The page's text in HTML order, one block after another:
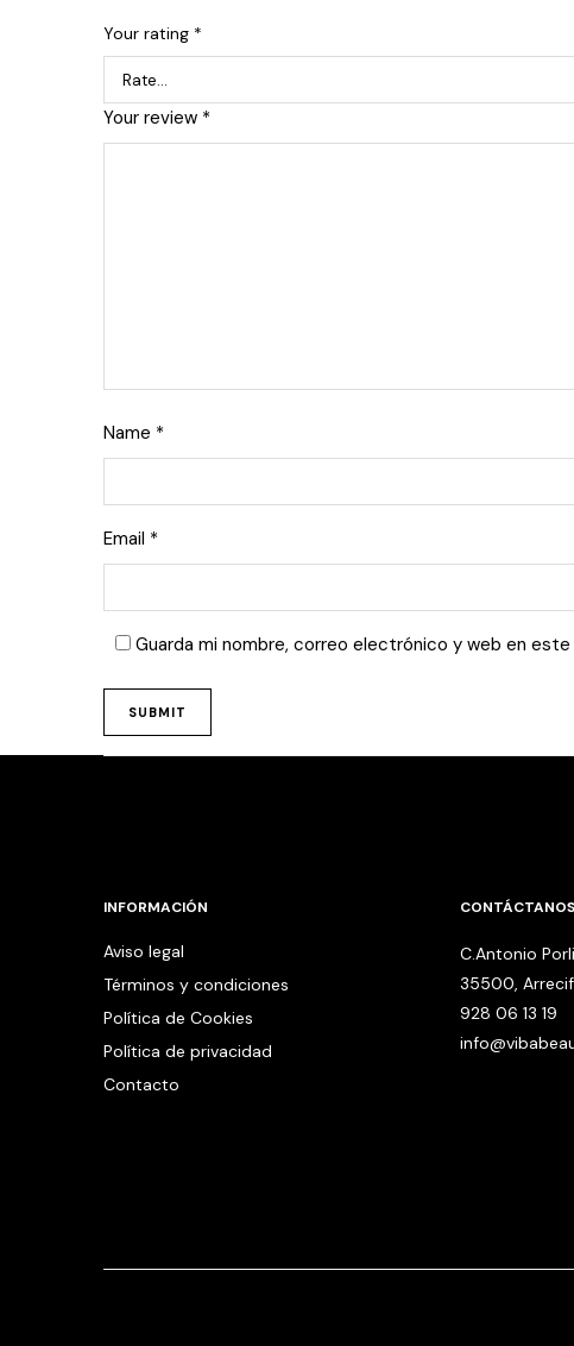
Your rating *
Your review *
Name *
Email *
Guarda mi nombre, correo electrónico y web en
INFORMACIÓN
Aviso legal
Términos y condiciones
Política de Cookies
Política de privacidad
Contacto
CONTÁCTANOS
C.Antonio
35500,
928 06 13 19